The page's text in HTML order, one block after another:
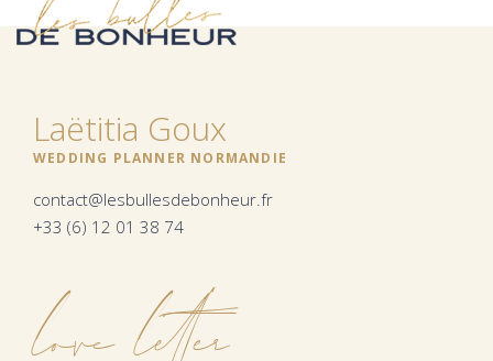
Laëtitia Goux
WEDDING PLANNER NORMANDIE
contact@lesbullesdebonheur.fr
+33 (6) 12 01 38 74